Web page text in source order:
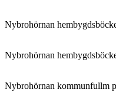
Nybrohörnan
Nybrohörnan
Nybrohörnan kommunfullm